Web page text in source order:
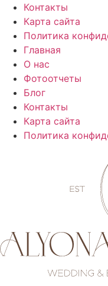
Контакты
Карта сайта
Политика
Главная
О нас
Фотоотчеты
Блог
Контакты
Карта сайта
Политика